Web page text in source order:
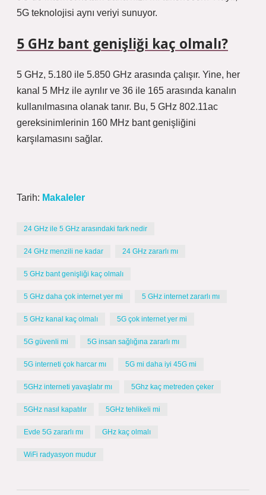
5G teknolojisi aynı veriyi sunuyor.
5 GHz bant genişliği kaç olmalı?
5 GHz, 5.180 ile 5.850 GHz arasında çalışır. Yine, her
kanal 5 MHz ile ayrılır ve 36 ile 165 arasında kanalın
kullanılmasına olanak tanır. Bu, 5 GHz 802.11ac
gereksinimlerinin 160 MHz bant genişliğini
karşılamasını sağlar.
Tarih: Makaleler
24 GHz ile 5 GHz arasındaki fark nedir
24 GHz menzili ne kadar 24 GHz zararlı mı
5 GHz bant genişliği kaç olmalı
5 GHz daha çok internet yer mi 5 GHz internet zararlı mı
5 GHz kanal kaç olmalı 5G çok internet yer mi
5G güvenli mi 5G insan sağlığına zararlı mı
5G interneti çok harcar mı 5G mi daha iyi 45G mi
5GHz interneti yavaşlatır mı 5Ghz kaç metreden çeker
5GHz nasıl kapatılır 5GHz tehlikeli mi
Evde 5G zararlı mı GHz kaç olmalı
WiFi radyasyon mudur